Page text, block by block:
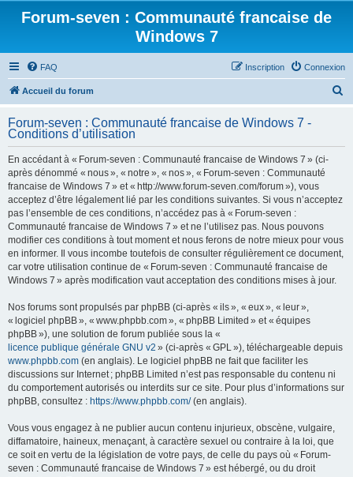
Forum-seven : Communauté francaise de
Windows 7
FAQ Connexion
Inscription
Accueil du forum
h
Forum-seven : Communauté francaise de Windows 7 -
Conditions d’utilisation
En accédant à « Forum-seven : Communauté francaise de Windows 7 » (ci-
après dénommé « nous », « notre », « nos », « Forum-seven : Communauté
francaise de Windows 7 » et « http://www.forum-seven.com/forum »), vous
acceptez d’être légalement lié par les conditions suivantes. Si vous n’acceptez
pas l’ensemble de ces conditions, n’accédez pas à « Forum-seven :
Communauté francaise de Windows 7 » et ne l’utilisez pas. Nous pouvons
modifier ces conditions à tout moment et nous ferons de notre mieux pour vous
en informer. Il vous incombe toutefois de consulter régulièrement ce document,
car votre utilisation continue de « Forum-seven : Communauté francaise de
Windows 7 » après modification vaut acceptation des conditions mises à jour.
Nos forums sont propulsés par phpBB (ci-après « ils », « eux », « leur »,
« logiciel phpBB », « www.phpbb.com », « phpBB Limited » et « équipes
phpBB »), une solution de forum publiée sous la «
licence publique générale GNU v2 » (ci-après « GPL »), téléchargeable depuis
www.phpbb.com (en anglais). Le logiciel phpBB ne fait que faciliter les
discussions sur Internet ; phpBB Limited n’est pas responsable du contenu ni
du comportement autorisés ou interdits sur ce site. Pour plus d’informations sur
phpBB, consultez : https://www.phpbb.com/(en anglais).
Vous vous engagez à ne publier aucun contenu injurieux, obscène, vulgaire,
diffamatoire, haineux, menaçant, à caractère sexuel ou contraire à la loi, que
ce soit en vertu de la législation de votre pays, de celle du pays où « Forum-
seven : Communauté francaise de Windows 7 » est hébergé, ou du droit